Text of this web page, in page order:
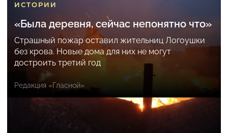
ИСТОРИИ
«Была деревня, сейчас непонятно что»
Страшный пожар оставил жительниц Логоушки
без крова. Новые дома для них не могут
достроить третий год
Редакция «Гласной»